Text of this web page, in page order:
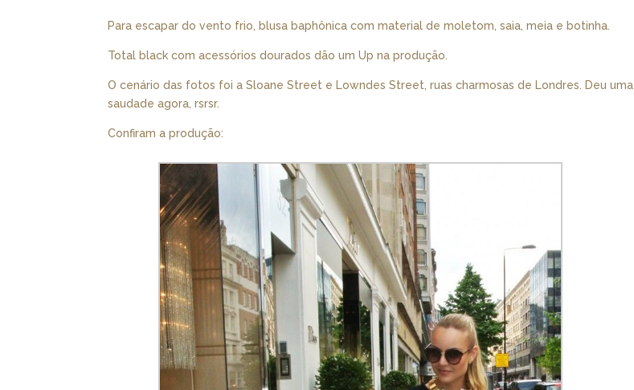
Para escapar do vento frio, blusa baphônica com material de moletom, saia, meia e botinha.
Total black com acessórios dourados dão um Up na produção.
O cenário das fotos foi a Sloane Street e Lowndes Street, ruas charmosas de Londres. Deu uma
saudade agora, rsrsr.
Confiram a produção: